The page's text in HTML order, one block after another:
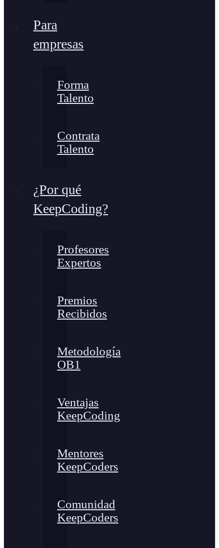
Para
empresas
Forma
Talento
Contrata
Talento
¿Por qué
KeepCoding?
Profesores
Expertos
Premios
Recibidos
Metodología
OB1
Ventajas
KeepCoding
Mentores
KeepCoders
Comunidad
KeepCoders